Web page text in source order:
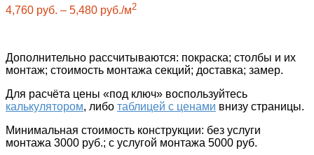
4,760 руб. – 5,480 руб./м2
Дополнительно рассчитываются: покраска; столбы и их
монтаж; стоимость монтажа секций; доставка; замер.
Для расчёта цены «под ключ» воспользуйтесь
калькулятором, либо таблицей с ценами внизу страницы.
Минимальная стоимость конструкции: без услуги
монтажа 3000 руб.; c услугой монтажа 5000 руб.